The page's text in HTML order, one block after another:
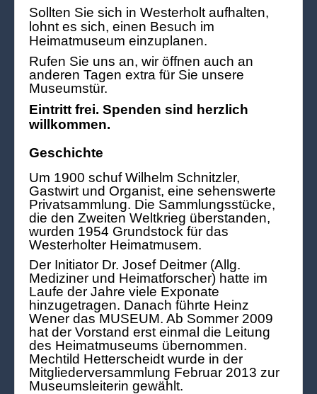
Sollten Sie sich in Westerholt aufhalten,
lohnt es sich, einen Besuch im
Heimatmuseum einzuplanen.
Rufen Sie uns an, wir öffnen auch an
anderen Tagen extra für Sie unsere
Museumstür.
Eintritt frei. Spenden sind herzlich
willkommen.
Geschichte
Um 1900 schuf Wilhelm Schnitzler,
Gastwirt und Organist, eine sehenswerte
Privatsammlung. Die Sammlungsstücke,
die den Zweiten Weltkrieg überstanden,
wurden 1954 Grundstock für das
Westerholter Heimatmusem.
Der Initiator Dr. Josef Deitmer (Allg.
Mediziner und Heimatforscher) hatte im
Laufe der Jahre viele Exponate
hinzugetragen. Danach führte Heinz
Wener das MUSEUM. Ab Sommer 2009
hat der Vorstand erst einmal die Leitung
des Heimatmuseums übernommen.
Mechtild Hetterscheidt wurde in der
Mitgliederversammlung Februar 2013 zur
Museumsleiterin gewählt.